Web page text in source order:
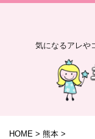
気になるアレや
HOME > 熊本 >